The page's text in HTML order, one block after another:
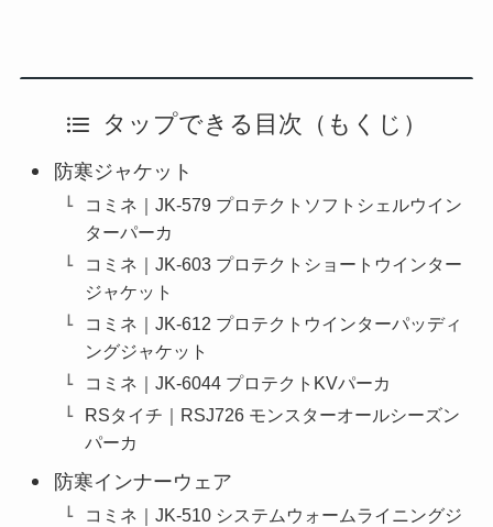
タップできる目次（もくじ）
防寒ジャケット
コミネ｜JK-579 プロテクトソフトシェルウイン
ターパーカ
コミネ｜JK-603 プロテクトショートウインター
ジャケット
コミネ｜JK-612 プロテクトウインターパッディ
ングジャケット
コミネ｜JK-6044 プロテクトKVパーカ
RSタイチ｜RSJ726 モンスターオールシーズン
パーカ
防寒インナーウェア
コミネ｜JK-510 システムウォームライニングジ